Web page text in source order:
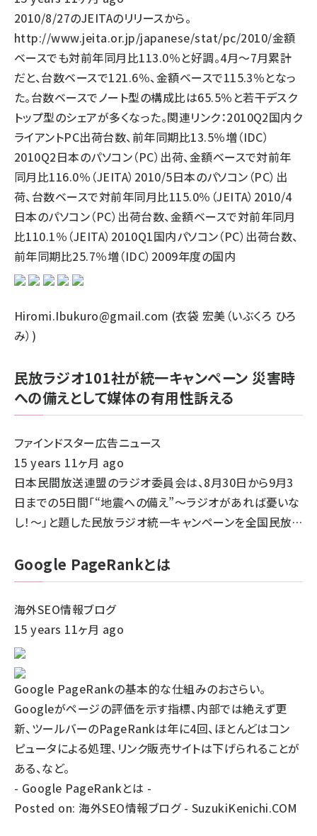
2010/8/27のJEITAのリリースから。
http://www.jeita.or.jp/japanese/stat/pc/2010/金額
ベースでも対前年同月比113.0％と好調。4月～7月累計
だと、台数ベースで121.6％、金額ベースで115.3％となっ
た。台数ベースでノート型の構成比は65.5％と若干デスク
トップ型のシェアが多くなった。関連リンク：2010Q2国内ク
ライアントPC出荷台数、前年同期比13.5％増（IDC）
2010Q2日本のパソコン（PC）出荷、金額ベースで対前年
同月比116.0％（JEITA）2010/5日本のパソコン（PC）出
荷、台数ベースで対前年同月比115.0％（JEITA）2010/4
日本のパソコン（PC）出荷台数、金額ベースで対前年同月
比110.1％（JEITA）2010Q1国内パソコン（PC）出荷台数、
前年同期比25.7％増（IDC）2009年度の国内
Hiromi.Ibukuro@gmail.com (衣袋 宏美（いぶくろ ひろ
み）)
民放ラジオ101社が統一キャンペーン 災害時
への備えとして媒体の有用性訴える
ファインドスター広告ニュース
15 years 11ヶ月 ago
日本民間放送連盟のラジオ委員会は、8月30日から9月3
日までの5日間「“地震への備え”～ラジオがあれば憂いな
し！～」と題した民放ラジオ統一キャンペーンを全国民放…
Google PageRankとは
海外SEO情報ブログ
15 years 11ヶ月 ago
Google PageRankの基本的な仕組みのおさらい。
Googleがページの評価を示す指標、内部では絶えず更
新、ツールバーのPageRankは年に4回、ほとんどはコン
ピュータによる処理、リンク販売サイトは下げられることが
ある、など。
- Google PageRankとは -
Posted on:海外SEO情報ブログ - SuzukiKenichi.COM